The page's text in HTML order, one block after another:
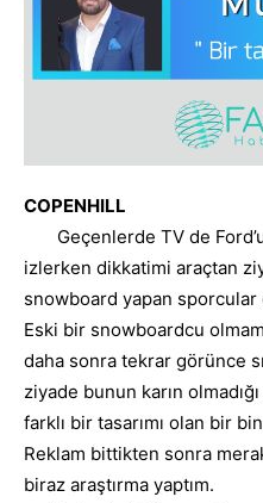
COPENHILL
Geçenlerde TV de
izlerken dikkatimi araçtan
snowboard yapan sporcular
Eski bir snowboardcu
daha sonra tekrar görünce
ziyade bunun karın
farklı bir tasarımı olan bir
Reklam bittikten sonra
biraz araştırma yaptım.